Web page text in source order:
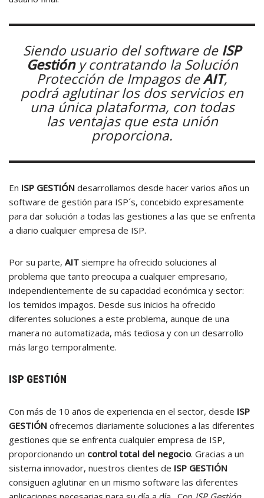
Siendo usuario delsoftware de ISP
Gestióny contratando la Solución
Protección de ImpagosdeAIT,
podrá aglutinar los dos servicios en
una única plataforma, con todas
las ventajas que esta unión
proporciona.
En ISP GESTIÓN desarrollamos desde hacer varios años un
software de gestión para ISP´s, concebido expresamente
para dar solución a todas las gestiones a las que se enfrenta
a diario cualquier empresa de ISP.
Por su parte, AIT siempre ha ofrecido soluciones al
problema que tanto preocupa a cualquier empresario,
independientemente de su capacidad económica y sector:
los temidos impagos. Desde sus inicios ha ofrecido
diferentes soluciones a este problema, aunque de una
manera no automatizada, más tediosa y con un desarrollo
más largo temporalmente.
ISP GESTIÓN
Con más de 10 años de experiencia en el sector, desde ISP
GESTIÓN ofrecemos diariamente soluciones a las diferentes
gestiones que se enfrenta cualquier empresa de ISP,
proporcionando un control total del negocio. Gracias a un
sistema innovador, nuestros clientes de ISP GESTIÓN
consiguen aglutinar en un mismo software las diferentes